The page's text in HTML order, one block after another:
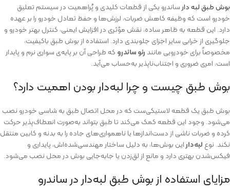
بوش طبق لبه دارساندرو یکی از قطعات کلیدی و پُراهمیت در سیستم تعلیق
خودرو است که وظیفه کاهش ضربات، لرزش‌ها و حفظ تعادل خودرو را بر عهده
دارد. این قطعه به ظاهر ساده، نقش مؤثری در افزایش ایمنی، کنترل بهتر خودرو و
جلوگیری از خرابی سایر اجزای جلوبندی دارد. استفاده از بوش طبق باکیفیت،
مخصوصاً برای خودرویی مانند رنو ساندرو که طراحی آن بر پایه‌ی سواری نرم و پایدار
است، امری ضروری و اجتناب‌ناپذیر به‌حساب می‌آید.
بوش طبق چیست و چرا لبه‌دار بودن اهمیت دارد؟
بوش طبق یک قطعه لاستیکی‌ست که در محل اتصال طبق به شاسی خودرو نصب
می‌شود. وجود این قطعه کمک می‌کند تا طبق بتواند به‌صورت انعطاف‌پذیر حرکت
کرده و ضربات ناشی از دست‌اندازها یا ناهمواری‌های جاده را به بدنه و کابین منتقل
نکند. نوع لبه‌داراین بوش‌ها، به دلیل ساختار مهندسی‌شده‌اش، پایداری و
فیکس‌شدن بهتری دارد و مانع از لق‌زدن یا جابه‌جایی بوش در محل نصب می‌شود.
مزایای استفاده از بوش طبق لبه‌دار در ساندرو